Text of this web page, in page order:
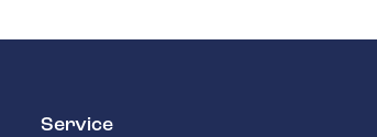
Service